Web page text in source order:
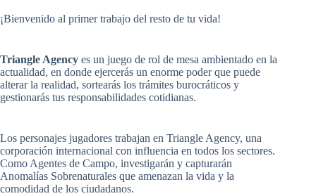
¡Bienvenido al primer trabajo del resto de tu vida!
Triangle Agency es un juego de rol de mesa ambientado en la
actualidad, en donde ejercerás un enorme poder que puede
alterar la realidad, sortearás los trámites burocráticos y
gestionarás tus responsabilidades cotidianas.
Los personajes jugadores trabajan en Triangle Agency, una
corporación internacional con influencia en todos los sectores.
Como Agentes de Campo, investigarán y capturarán
Anomalías Sobrenaturales que amenazan la vida y la
comodidad de los ciudadanos.